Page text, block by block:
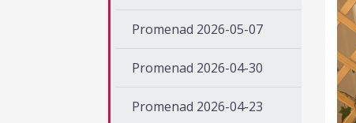
Promenad 2026-05-07
Promenad 2026-04-30
Promenad 2026-04-23